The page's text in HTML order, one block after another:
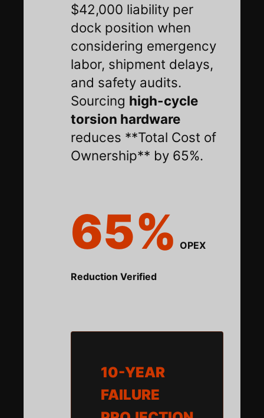
$42,000 liability per
dock position when
considering emergency
labor, shipment delays,
and safety audits.
Sourcing high-cycle
torsion hardware
reduces **Total Cost of
Ownership** by 65%.
65% OPEX
Reduction Verified
10-YEAR
FAILURE